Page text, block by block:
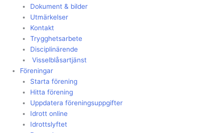
Dokument & bilder
Utmärkelser
Kontakt
Trygghetsarbete
Disciplinärende
Visselblåsartjänst
Föreningar
Starta förening
Hitta förening
Uppdatera föreningsuppgifter
Idrott online
Idrottslyftet